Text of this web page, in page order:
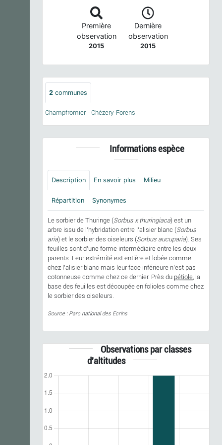
Première
observation
2015
Dernière
observation
2015
2 communes
Champfromier- Chézery-Forens
Informations espèce
Description En savoir plus Milieu
Répartition Synonymes
Le sorbier de Thuringe (Sorbus x thuringiaca) est un
arbre issu de l’hybridation entre l’alisier blanc (Sorbus
aria) et le sorbier des oiseleurs (Sorbus aucuparia). Ses
feuilles sont d’une forme intermédiaire entre les deux
parents. Leur extrémité est entière et lobée comme
chez l’alisier blanc mais leur face inférieure n’est pas
cotonneuse comme chez ce dernier. Près du pétiole , la
base des feuilles est découpée en folioles comme chez
le sorbier des oiseleurs.
Source : Parc national des Ecrins
Observations par classes
d'altitudes